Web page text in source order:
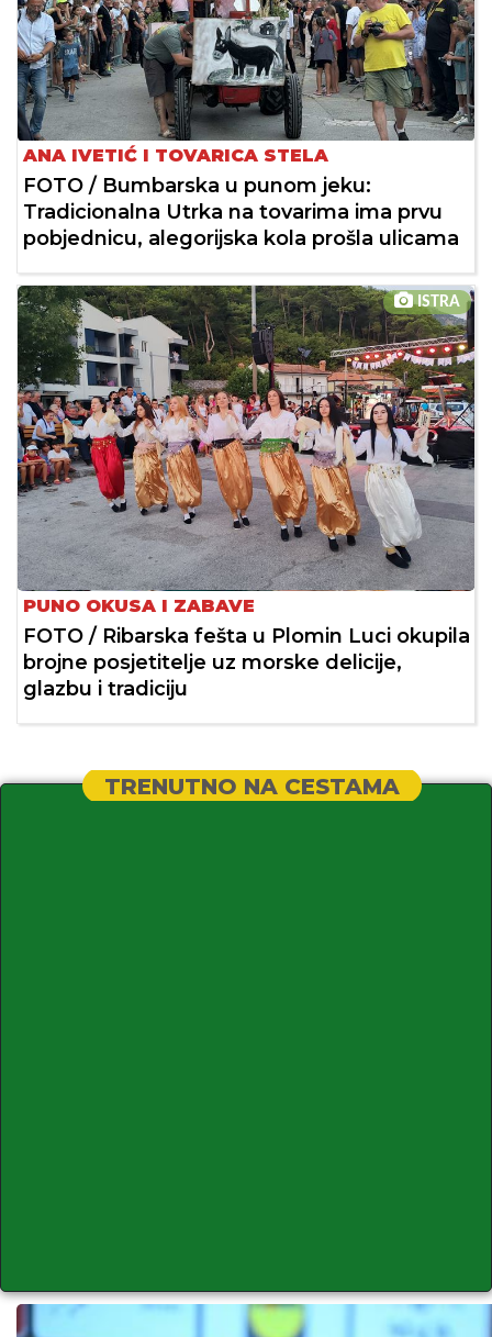
ANA IVETIĆ I TOVARICA STELA
FOTO / Bumbarska u punom jeku:
Tradicionalna Utrka na tovarima ima prvu
pobjednicu, alegorijska kola prošla ulicama
ISTRA
PUNO OKUSA I ZABAVE
FOTO / Ribarska fešta u Plomin Luci okupila
brojne posjetitelje uz morske delicije,
glazbu i tradiciju
TRENUTNO NA CESTAMA